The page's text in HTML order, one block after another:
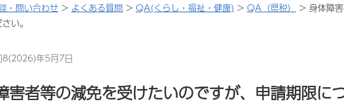
・問い合わせ > よくある質問 > QA(くらし・福祉・健康) > QA（県税）
> 身体障
い。
8(2026)年5月7日
害者等の減免を受けたいのですが、申請期限に